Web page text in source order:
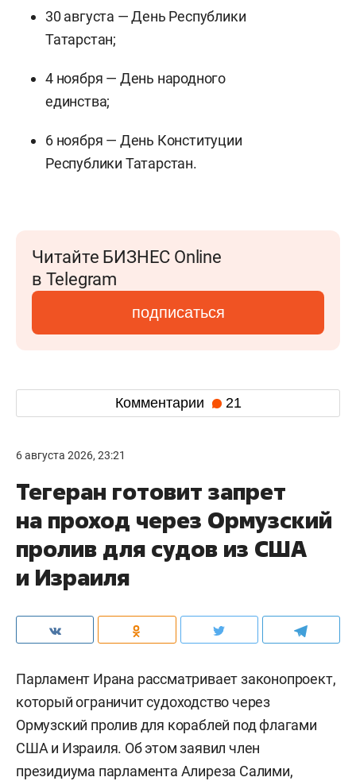
30 августа — День Республики
Татарстан;
4 ноября — День народного
единства;
6 ноября — День Конституции
Республики Татарстан.
Читайте БИЗНЕС Online
в Telegram
подписаться
Комментарии 21
6 августа 2026, 23:21
Тегеран готовит запрет
на проход через Ормузский
пролив для судов из США
и Израиля
Парламент Ирана рассматривает законопроект,
который ограничит судоходство через
Ормузский пролив для кораблей под флагами
США и Израиля. Об этом заявил член
президиума парламента Алиреза Салими,